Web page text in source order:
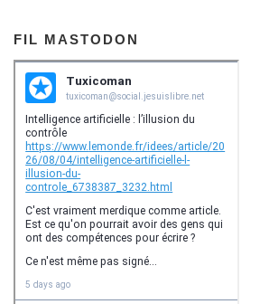
FIL MASTODON